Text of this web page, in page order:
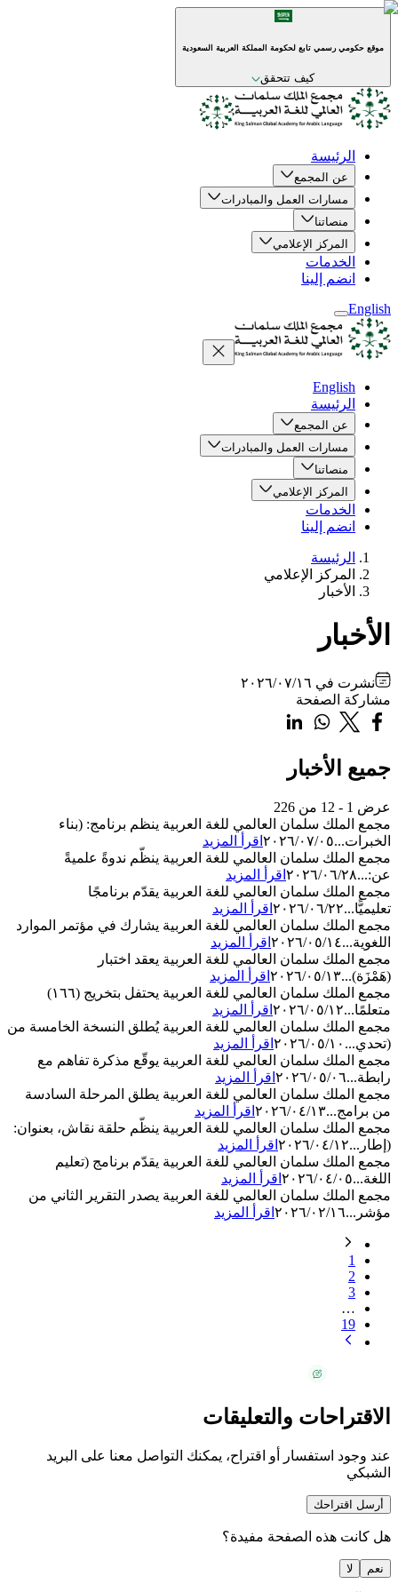
موقع حكومي رسمي تابع لحكومة المملكة العربية السعودية
كيف تتحقق
الرئيسة
عن المجمع
مسارات العمل والمبادرات
منصاتنا
المركز الإعلامي
الخدمات
انضم إلينا
English
English
الرئيسة
عن المجمع
مسارات العمل والمبادرات
منصاتنا
المركز الإعلامي
الخدمات
انضم إلينا
الرئيسة
المركز الإعلامي
الأخبار
الأخبار
نشرت في ٢٠٢٦/٠٧/١٦
مشاركة الصفحة
جميع الأخبار
عرض 1 - 12 من 226
مجمع الملك سلمان العالمي للغة العربية ينظم برنامج: (بناء
الخبرات...٢٠٢٦/٠٧/٠٥ اقرأ المزيد
مجمع الملك سلمان العالمي للغة العربية ينظّم ندوةً علميةً
عن:...٢٠٢٦/٠٦/٢٨ اقرأ المزيد
مجمع الملك سلمان العالمي للغة العربية يقدّم برنامجًا
تعليميًّا...٢٠٢٦/٠٦/٢٢ اقرأ المزيد
مجمع الملك سلمان العالمي للغة العربية يشارك في مؤتمر الموارد
اللغوية...٢٠٢٦/٠٥/١٤ اقرأ المزيد
مجمع الملك سلمان العالمي للغة العربية يعقد اختبار
(هَمْزَة)...٢٠٢٦/٠٥/١٣ اقرأ المزيد
مجمع الملك سلمان العالمي للغة العربية يحتفل بتخريج (١٦٦)
متعلمًا...٢٠٢٦/٠٥/١٢ اقرأ المزيد
مجمع الملك سلمان العالمي للغة العربية يُطلق النسخة الخامسة من
(تحدي... ٢٠٢٦/٠٥/١٠ اقرأ المزيد
مجمع الملك سلمان العالمي للغة العربية يوقّع مذكرة تفاهم مع
رابطة...٢٠٢٦/٠٥/٠٦ اقرأ المزيد
مجمع الملك سلمان العالمي للغة العربية يطلق المرحلة السادسة
من برامج...٢٠٢٦/٠٤/١٣ اقرأ المزيد
مجمع الملك سلمان العالمي للغة العربية ينظّم حلقة نقاش، بعنوان:
(إطار...٢٠٢٦/٠٤/١٢ اقرأ المزيد
مجمع الملك سلمان العالمي للغة العربية يقدّم برنامج (تعليم
اللغة...٢٠٢٦/٠٤/٠٥ اقرأ المزيد
مجمع الملك سلمان العالمي للغة العربية يصدر التقرير الثاني من
مؤشر...٢٠٢٦/٠٢/١٦ اقرأ المزيد
1
2
3
…
19
الاقتراحات والتعليقات
عند وجود استفسار أو اقتراح، يمكنك التواصل معنا على البريد
الشبكي
أرسل اقتراحك
هل كانت هذه الصفحة مفيدة؟
نعم لا